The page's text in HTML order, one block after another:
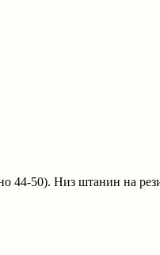
44-50). Низ штанин на